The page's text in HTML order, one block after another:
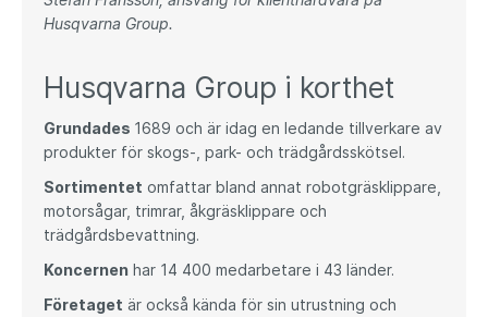
Husqvarna Group.
Husqvarna Group i korthet
Grundades 1689 och är idag en ledande tillverkare av
produkter för skogs-, park- och trädgårdsskötsel.
Sortimentet omfattar bland annat robotgräsklippare,
motorsågar, trimrar, åkgräsklippare och
trädgårdsbevattning.
Koncernen har 14 400 medarbetare i 43 länder.
Företaget är också kända för sin utrustning och